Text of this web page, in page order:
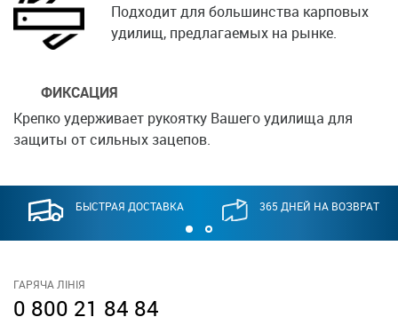
Подходит для большинства карповых
удилищ, предлагаемых на рынке.
ФИКСАЦИЯ
Крепко удерживает рукоятку Вашего удилища для
защиты от сильных зацепов.
БЫСТРАЯ ДОСТАВКА 365 ДНЕЙ НА ВОЗВРАТ
ГАРЯЧА ЛІНІЯ
0 800 21 84 84